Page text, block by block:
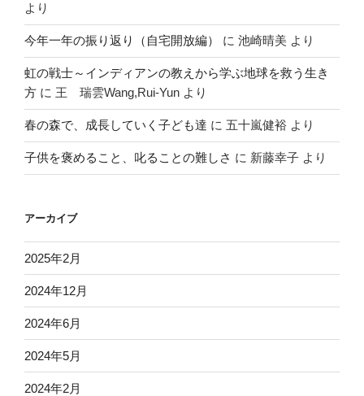
より
今年一年の振り返り（自宅開放編） に 池崎晴美 より
虹の戦士～インディアンの教えから学ぶ地球を救う生き
方 に 王 瑞雲Wang,Rui-Yun より
春の森で、成長していく子ども達 に 五十嵐健裕 より
子供を褒めること、叱ることの難しさ に 新藤幸子 より
アーカイブ
2025年2月
2024年12月
2024年6月
2024年5月
2024年2月